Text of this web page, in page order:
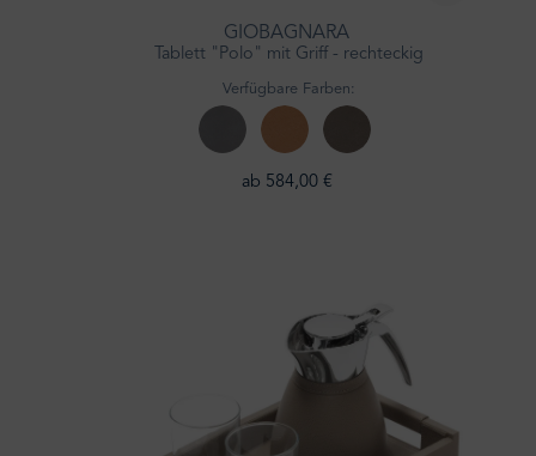
GIOBAGNARA
Tablett "Polo" mit Griff - rechteckig
Verfügbare Farben:
ab 584,00 €